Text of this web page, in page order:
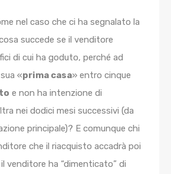
nel caso che ci ha segnalato la
succede se il venditore
di cui ha goduto, perché ad
«prima casa» entro cinque
e non ha intenzione di
nei dodici mesi successivi (da
principale)? E comunque chi
che il riacquisto accadrà poi
venditore ha “dimenticato” di